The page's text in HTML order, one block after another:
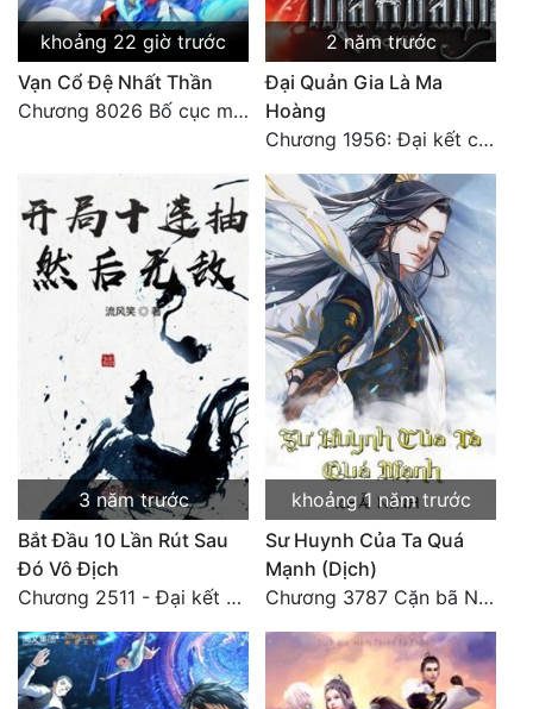
khoảng 22 giờ trước
Vạn Cổ Đệ Nhất Thần
Chương 8026 Bố cục mới
2 năm trước
Đại Quản Gia Là Ma
Hoàng
Chương 1956: Đại kết cục
3 năm trước
Bắt Đầu 10 Lần Rút Sau
Đó Vô Địch
Chương 2511 - Đại kết cục, Phiên ngoại thiên: Chư thiên quy nhất giới, vĩnh hằng thế giới. Hết!
khoảng 1 năm trước
Sư Huynh Của Ta Quá
Mạnh (Dịch)
Chương 3787 Cặn bã Nam Thiên Đạo